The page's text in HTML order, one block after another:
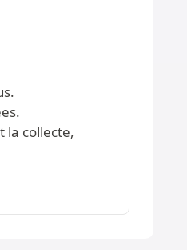
la collecte,